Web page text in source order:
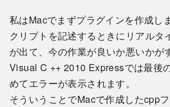
私はMacでまずプラグインを作成し
クリプトを記述するときにリアルタ
が出て、今の作業が良いか悪いかが
Visual C ++ 2010 Expressでは最後
めてエラーが表示されます。
そういうことでMacで作成したcpp